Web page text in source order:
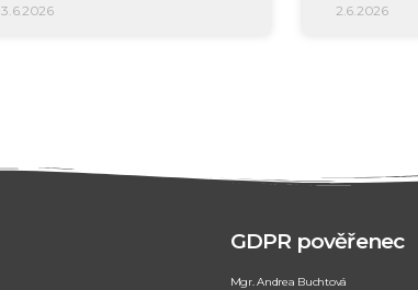
3.6.2026 2.6.2026
GDPR pověřenec
Mgr. Andrea Buchtová